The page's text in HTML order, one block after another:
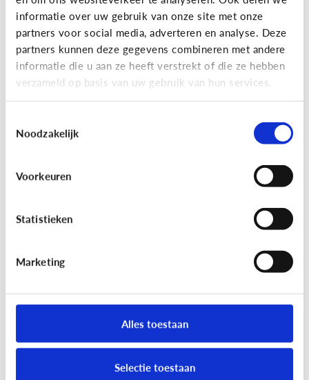
informatie over uw gebruik van onze site met onze
partners voor social media, adverteren en analyse. Deze
partners kunnen deze gegevens combineren met andere
informatie die u aan ze heeft verstrekt of die ze hebben
verzameld op basis van uw gebruik van hun services.
Noodzakelijk
Voorkeuren
Statistieken
Marketing
Alles toestaan
Selectie toestaan
Bijzonder digitaal
Mijn kind is slechtziend of blind.
Welke apps of toepassingen
Mijn kind heeft moeite met
schrijven en spelling. Welke apps
of toepassingen kunnen helpen?